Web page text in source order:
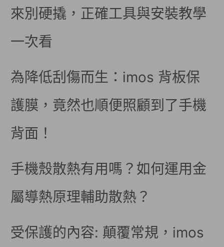
來別硬撬，正確工具與安裝教學
一次看
為降低刮傷而生：imos 背板保
護膜，竟然也順便照顧到了手機
背面！
手機殼散熱有用嗎？如何運用金
屬導熱原理輔助散熱？
受保護的內容: 顛覆常規，imos